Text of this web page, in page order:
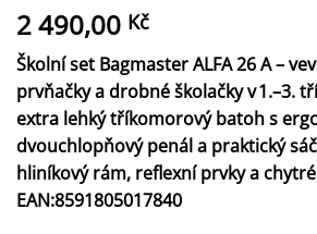
2 490,00 Kč
Školní set Bagmaster ALFA 26 A –
prvňačky a drobné školačky v 1.–3.
extra lehký tříkomorový batoh s
dvouchlopňový penál a praktický
hliníkový rám, reflexní prvky a
EAN:8591805017840